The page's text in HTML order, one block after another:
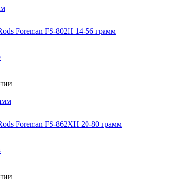
Foreman FS-802H 14-56 грамм
Foreman FS-862XH 20-80 грамм